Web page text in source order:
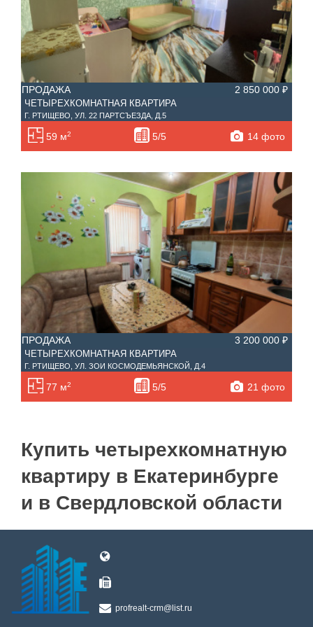
ПРОДАЖА 2 850 000 ₽
ЧЕТЫРЕХКОМНАТНАЯ КВАРТИРА
Г. РТИЩЕВО, УЛ. 22 ПАРТСЪЕЗДА, Д.5
59 м2 5/5 14 фото
ПРОДАЖА 3 200 000 ₽
ЧЕТЫРЕХКОМНАТНАЯ КВАРТИРА
Г. РТИЩЕВО, УЛ. ЗОИ КОСМОДЕМЬЯНСКОЙ, Д.4
77 м2 5/5 21 фото
Купить четырехкомнатную
квартиру в Екатеринбурге
и в Свердловской области
profrealt-crm@list.ru